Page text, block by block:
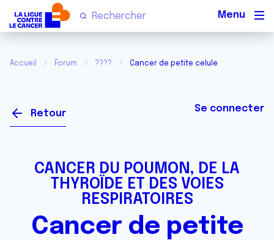
Accueil Forum ???? Cancer de petite celule
Retour Se connecter
CANCER DU POUMON, DE LA
THYROÏDE ET DES VOIES
RESPIRATOIRES
Cancer de petite